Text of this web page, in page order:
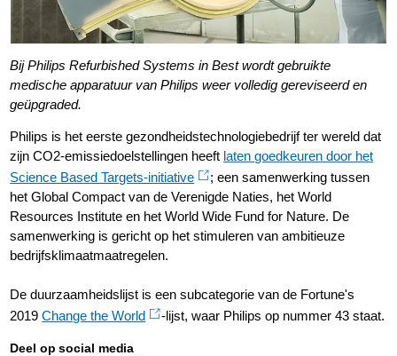
Bij Philips Refurbished Systems in Best wordt gebruikte
medische apparatuur van Philips weer volledig gereviseerd en
geüpgraded.
Philips is het eerste gezondheidstechnologiebedrijf ter wereld dat
zijn CO2-emissiedoelstellingen heeft laten goedkeuren door het
Science Based Targets-initiative
; een samenwerking tussen
het Global Compact van de Verenigde Naties, het World
Resources Institute en het World Wide Fund for Nature. De
samenwerking is gericht op het stimuleren van ambitieuze
bedrijfsklimaatmaatregelen.
De duurzaamheidslijst is een subcategorie van de Fortune's
2019Change the World -lijst, waar Philips op nummer 43 staat.
Deel op social media